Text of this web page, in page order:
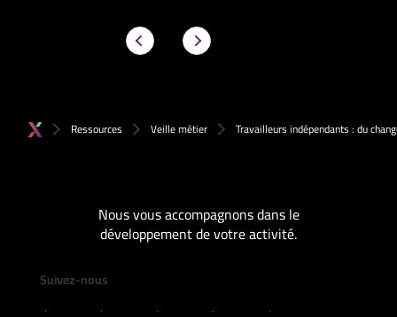
Ressources Veille métier Travailleurs indépendants : du
Nous vous accompagnons dans le
développement de votre activité.
Suivez-nous